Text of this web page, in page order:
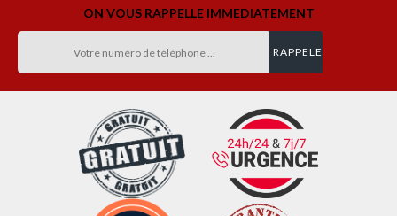
ON VOUS RAPPELLE IMMEDIATEMENT